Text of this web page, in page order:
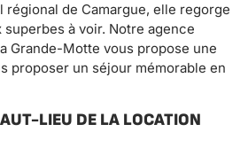
de Camargue, elle regorge
superbes à voir. Notre agence
Grande-Motte vous propose une
proposer un séjour mémorable en
LIEU DE LA LOCATION